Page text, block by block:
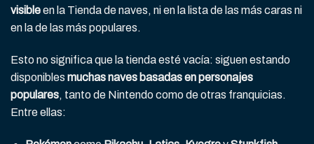
visibleen la Tienda de naves, ni en la lista de las más caras ni
en la de las más populares.
Esto no significa que la tienda esté vacía: siguen estando
disponibles muchas naves basadas en personajes
populares, tanto de Nintendo como de otras franquicias.
Entre ellas: